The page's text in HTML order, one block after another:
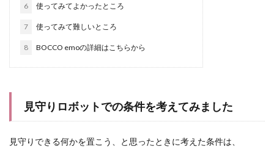
6 使ってみてよかったところ
7 使ってみて難しいところ
8 BOCCO emoの詳細はこちらから
見守りロボットでの条件を考えてみました
見守りできる何かを置こう、と思ったときに考えた条件は、